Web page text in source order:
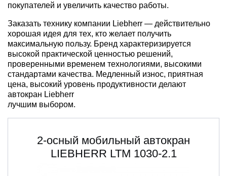
покупателей и увеличить качество работы.
Заказать технику компании Liebherr — действительно
хорошая идея для тех, кто желает получить
максимальную пользу. Бренд характеризируется
высокой практической ценностью решений,
проверенными временем технологиями, высокими
стандартами качества. Медленный износ, приятная
цена, высокий уровень продуктивности делают
автокран Liebherr
лучшим выбором.
2-осный мобильный автокран
LIEBHERR LTM 1030-2.1